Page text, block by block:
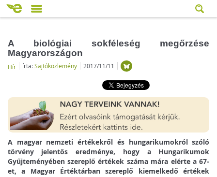
A biológiai sokféleség megőrzése
Magyarországon
Hír írta:Sajtóközlemény 2017/11/11
A magyar nemzeti értékekről és hungarikumokról szóló
törvény jelentős eredménye, hogy a Hungarikumok
Gyűjteményében szereplő értékek száma mára elérte a 67-
et, a Magyar Értéktárban szereplő kiemelkedő értékek